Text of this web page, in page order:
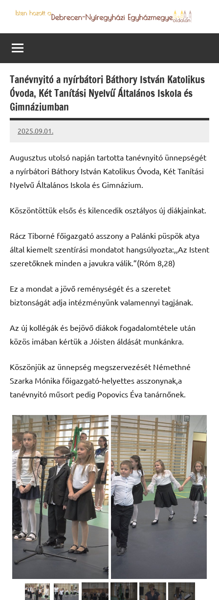
content
Debrecen-
Nyíregyházi
Egyházmegye
programjai
Tanévnyitó a nyírbátori Báthory István Katolikus
Óvoda, Két Tanítási Nyelvű Általános Iskola és
Gimnáziumban
2025.09.01.
Leiszt
Augusztus utolsó napján tartotta tanévnyitó ünnepségét
a nyírbátori Báthory István Katolikus Óvoda, Két Tanítási
Nyelvű Általános Iskola és Gimnázium.
Köszöntöttük elsős és kilencedik osztályos új diákjainkat.
Rácz Tiborné főigazgató asszony a Palánki püspök atya
által kiemelt szentírási mondatot hangsúlyozta:,,Az Istent
szeretőknek minden a javukra válik.”(Róm 8,28)
Ez a mondat a jövő reménységét és a szeretet
biztonságát adja intézményünk valamennyi tagjának.
Az új kollégák és bejövő diákok fogadalomtétele után
közös imában kértük a Jóisten áldását munkánkra.
Köszönjük az ünnepség megszervezését Némethné
Szarka Mónika főigazgató-helyettes asszonynak,a
tanévnyitó műsort pedig Popovics Éva tanárnőnek.